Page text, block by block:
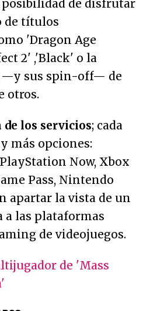
de disfrutar
de títulos
'Dragon Age
2' ,'Black' o la
sus spin-off— de
otros.
de los servicios; cada
más opciones:
Now, Xbox
Pass, Nintendo
apartar la vista de un
a las plataformas
de videojuegos.
de 'Mass